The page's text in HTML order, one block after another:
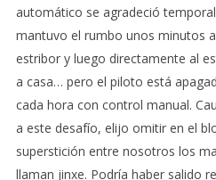
automático se agradeció
mantuvo el rumbo unos minutos
estribor y luego directamente al
a casa… pero el piloto está
cada hora con control manual.
a este desafío, elijo omitir en el
superstición entre nosotros los
llaman jinxe. Podría haber salido